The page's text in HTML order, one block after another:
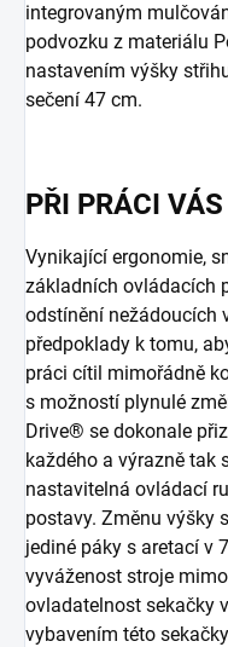
integrovaným
podvozku z materiálu
nastavením výšky
sečení 47 cm.
PŘI PRÁCI
Vynikající ergonomie,
základních ovládacích
odstínění nežádoucích
předpoklady k tomu,
práci cítil mimořádně
s možností plynulé
Drive® se dokonale
každého a výrazně tak
nastavitelná ovládací
postavy. Změnu výšky
jediné páky s aretací v
vyváženost stroje
ovladatelnost sekačky
vybavením této